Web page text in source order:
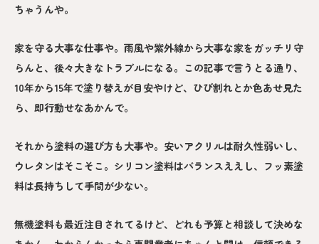
ちゃうんや。
家を守る大事な仕事や。雨風や紫外線から大事な家をガッチリ守
らんと、後々大きなトラブルになる。この記事で言うとる通り、
10年から15年で塗り替えが目安やけど、ひび割れとか色あせ見た
ら、即行動せなあかんで。
それから塗料の選び方も大事や。安いアクリルは耐久性弱いし、
ウレタンはそこそこ。シリコン塗料はバランスええし、フッ素塗
料は長持ちして手間が少ない。
無機塗料も最近注目されてるけど、どれも予算と相談して決めな